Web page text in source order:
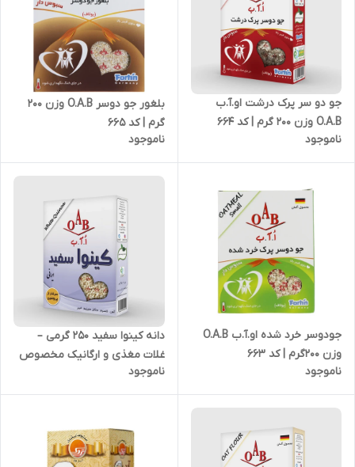
جو دو سر پرک درشت او.آ.ب
O.A.B وزن 200 گرم | کد 664
ناموجود
بلغور جو دوسر O.A.B وزن 200
گرم | کد 665
ناموجود
جودوسر خرد شده او.آ.ب O.A.B
وزن 200گرم | کد 663
ناموجود
دانه کینوا سفید 250 گرمی –
غلات مغذی و ارگانیک مخصوص
رژیم های غذایی سالم | کد 2140
ناموجود